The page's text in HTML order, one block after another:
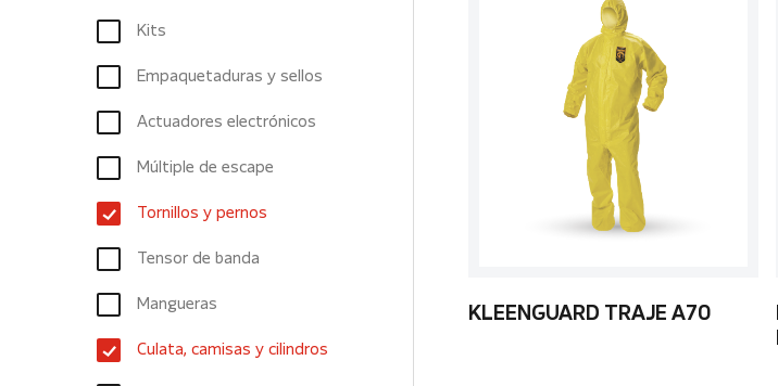
Kits
Empaquetaduras y sellos
Actuadores electrónicos
Múltiple de escape
Tornillos y pernos
Tensor de banda
Mangueras
Culata, camisas y cilindros
KLEENGUARD TRAJE A70